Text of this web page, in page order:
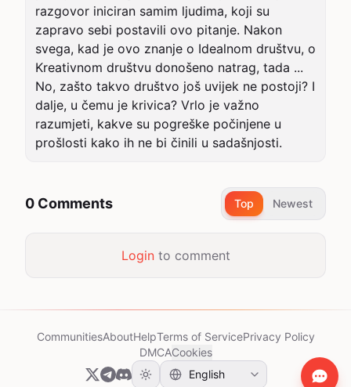
razgovor iniciran samim ljudima, koji su
zapravo sebi postavili ovo pitanje. Nakon
svega, kad je ovo znanje o Idealnom društvu, o
Kreativnom društvu donošeno natrag, tada ...
No, zašto takvo društvo još uvijek ne postoji? I
dalje, u čemu je krivica? Vrlo je važno
razumjeti, kakve su pogreške počinjene u
prošlosti kako ih ne bi činili u sadašnjosti.
0 Comments Top Newest
Loginto comment
CommunitiesAboutHelpTerms of ServicePrivacy Policy
DMCACookies